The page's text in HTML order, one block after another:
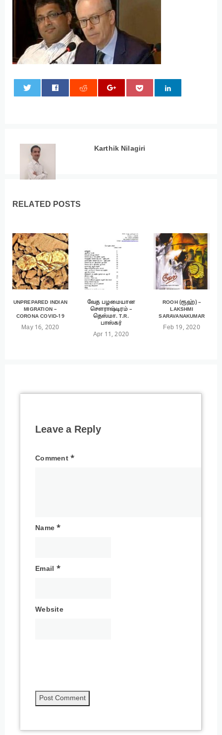
Karthik Nilagiri
RELATED POSTS
UNPREPARED INDIAN
MIGRATION –
CORONA COVID-19
May 16, 2020
வேத பழமையான
சௌராஷ்டிரம் –
தெஸ்மா. T.R.
பாஸ்கர்
Apr 11, 2020
ROOH (ரூஹ்) –
LAKSHMI
SARAVANAKUMAR
Feb 19, 2020
Leave a Reply
Comment*
Name*
Email *
Website